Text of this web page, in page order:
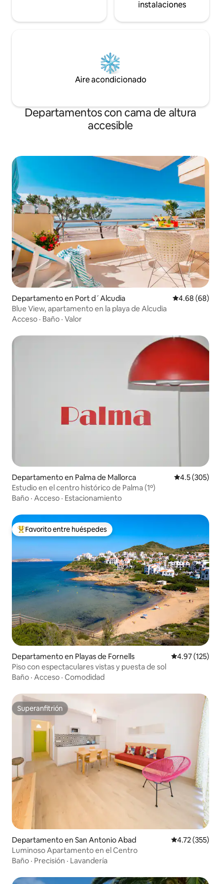
instalaciones
Aire acondicionado
Departamentos con cama de altura
accesible
Departamento en Port d´Alcudia Calificación
4.68 (68)
Blue View, apartamento en la playa de Alcudia
Acceso · Baño · Valor
Departamento en Palma de Mallorca Calificación
4.5 (305)
Estudio en el centro histórico de Palma (1º)
Baño · Acceso · Estacionamiento
De los mejores en Favorito entre huéspedes
Favorito entre huéspedes
Departamento en Playas de Fornells Calificación
4.97 (125)
Piso con espectaculares vistas y puesta de sol
Baño · Acceso · Comodidad
Superanfitrión
Superanfitrión
Departamento en San Antonio Abad Calificación
4.72 (355)
Luminoso Apartamento en el Centro
Baño · Precisión · Lavandería